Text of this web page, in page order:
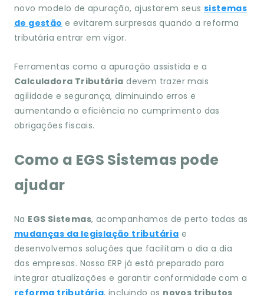
novo modelo de apuração, ajustarem seus sistemas
de gestão e evitarem surpresas quando a reforma
tributária entrar em vigor.
Ferramentas como a apuração assistida e a
Calculadora Tributária devem trazer mais
agilidade e segurança, diminuindo erros e
aumentando a eficiência no cumprimento das
obrigações fiscais.
Como a EGS Sistemas pode
ajudar
Na EGS Sistemas, acompanhamos de perto todas as
mudanças da legislação tributária e
desenvolvemos soluções que facilitam o dia a dia
das empresas. Nosso ERP já está preparado para
integrar atualizações e garantir conformidade com a
reforma tributária, incluindo os novos tributos